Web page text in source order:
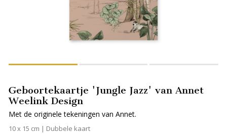
Geboortekaartje 'Jungle Jazz' van Annet
Weelink Design
Met de originele tekeningen van Annet.
10 x 15 cm | Dubbele kaart